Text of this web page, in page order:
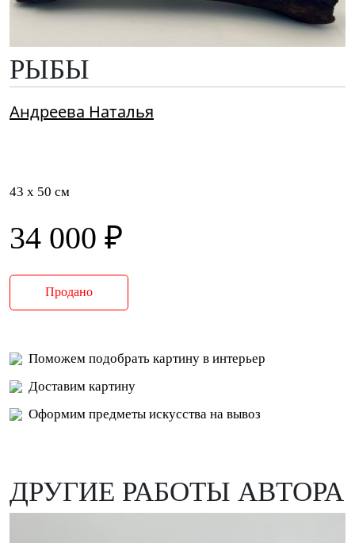
РЫБЫ
Андреева Наталья
43 x 50 см
34 000 ₽
Продано
Поможем подобрать картину в интерьер
Доставим картину
Оформим предметы искусства на вывоз
ДРУГИЕ РАБОТЫ АВТОРА